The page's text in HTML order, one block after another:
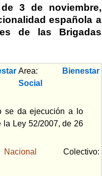
de 3 de noviembre,
española a
de las Brigadas
Area:
Bienestar
Social
se da ejecución a lo
la Ley 52/2007, de 26
Nacional
Colectivo: